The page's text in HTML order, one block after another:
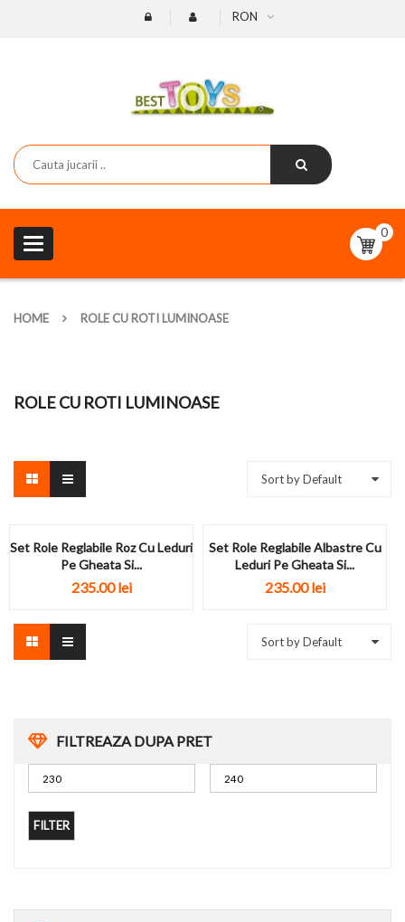
RON
Toggle
navigation
0
HOME ROLE CU ROTI LUMINOASE
FILTREAZA DUPA PRET
FILTER
ROLE CU ROTI LUMINOASE
Sort by Default
Set Role Reglabile Roz Cu Leduri
Pe Gheata Si...
235.00lei
Set Role Reglabile Albastre Cu
Leduri Pe Gheata Si...
235.00lei
Sort by Default